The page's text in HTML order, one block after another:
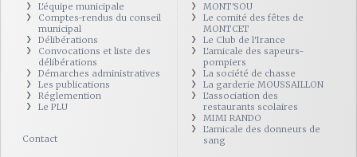
L'équipe municipale
Comptes-rendus du conseil
municipal
Délibérations
Convocations et liste des
délibérations
Démarches administratives
Les publications
Réglemention
Le PLU
Contact
MONT'SOU
Le comité des fêtes de
MONTCET
Le Club de l'Irance
L'amicale des sapeurs-
pompiers
La société de chasse
La garderie MOUSSAILLON
L'association des
restaurants scolaires
MIMI RANDO
L'amicale des donneurs de
sang